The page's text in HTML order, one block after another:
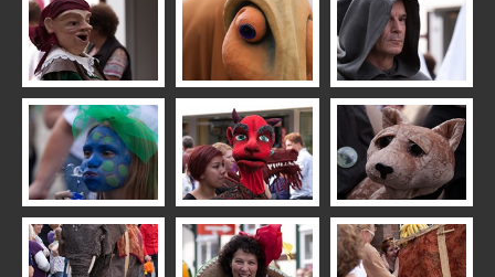
R7 Weihnachtsmarkt 2018
Theater der Nacht 2010
Street; Fun & Art
Tiere
Landscape
Projekt 365
1985